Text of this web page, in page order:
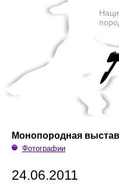
Монопородная
Фотографии
24.06.2011